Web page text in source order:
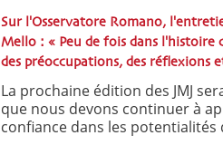
Sur l'Osservatore Romano,
Mello : « Peu de fois dans
des préoccupations, des réflexions
La prochaine édition des JMJ
que nous devons continuer à
confiance dans les potentialités